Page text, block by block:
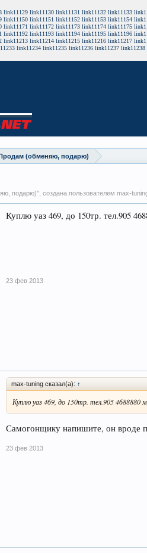
link11129 link11130 link11131 link11132 link11133
link11150 link11151 link11152 link11153 link11154
link11171 link11172 link11173 link11174 link11175
link11192 link11193 link11194 link11195 link11196
link11213 link11214 link11215 link11216 link11217
link11234 link11235 link11236 link11237 link11238
(обменяю, подарю)
подарю)", создана пользователем max-
Куплю уаз 469, до 150тр. тел.905
23 фев 2013
max-tuning сказал(а): ↑
Куплю уаз 469, до 150тр. тел.905 4688880
Самогонщику напишите, он вроде
23 фев 2013